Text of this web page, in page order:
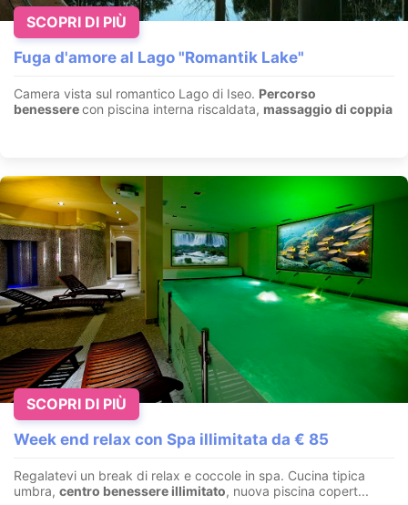
Fuga d'amore al Lago "Romantik Lake"
Camera vista sul romantico Lago di Iseo. Percorso
benesserecon piscina interna riscaldata, massaggio di coppia
SCOPRI DI PIÙ
Week end relax con Spa illimitata da € 85
Regalatevi un break di relax e coccole in spa. Cucina tipica
umbra, centro benessere illimitato, nuova piscina copert...
SCOPRI DI PIÙ